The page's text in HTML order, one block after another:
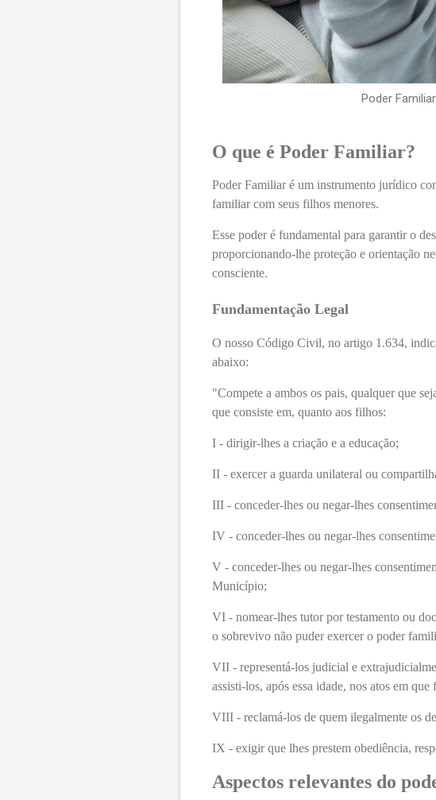
Poder
O que é Poder Familiar?
Poder Familiaré um instrumento jurídico
familiar com seus filhos menores.
Esse poder é fundamental para garantir o
proporcionando-lhe proteção e orientação
consciente.
Fundamentação Legal
O nosso Código Civil, no artigo 1.634,
abaixo:
"Compete a ambos os pais, qualquer que
que consiste em, quanto aos filhos:
I - dirigir-lhes a criação e a educação;
II - exercer a guarda unilateral ou
III - conceder-lhes ou negar-lhes
IV - conceder-lhes ou negar-lhes
V - conceder-lhes ou negar-lhes
Município;
VI - nomear-lhes tutor por testamento ou
o sobrevivo não puder exercer o poder
VII - representá-los judicial e
assisti-los, após essa idade, nos atos em
VIII - reclamá-los de quem ilegalmente os
IX - exigir que lhes prestem obediência,
Aspectos relevantes do